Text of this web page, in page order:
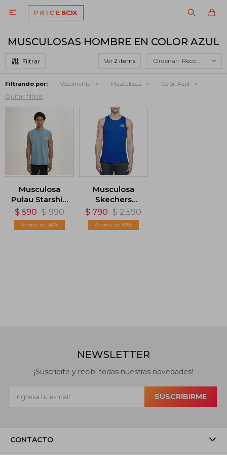

MUSCULOSAS HOMBRE EN COLOR AZUL
Ver Recomendados
Filtrando por: Vestimenta Musculosas Color: Azul
Quitar filtros
Musculosa
Pulau Starship
- Azul
$ 590 $ 990
40
Musculosa
Skechers
Event Singlet -
Azul
$ 790 $ 2.590
69
CONTACTO
NEWSLETTER
¡Suscribite y recibí todas nuestras novedades!
SUSCRIBIRME